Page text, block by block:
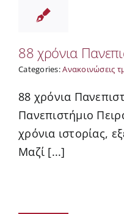
88 χρόνια
Categories:Ανακοινώσεις
88 χρόνια
Πανεπιστήμιο
χρόνια ιστορίας,
Μαζί [...]